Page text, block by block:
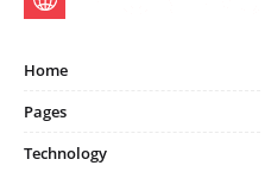
Home
Pages
Technology